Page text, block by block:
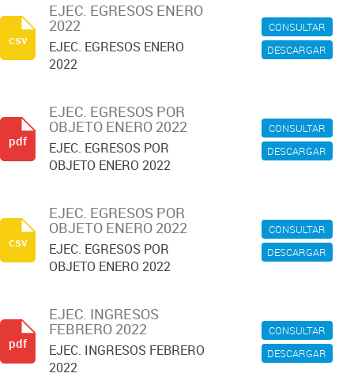
CONSULTAR
DESCARGAR
EJEC. EGRESOS ENERO
2022
EJEC. EGRESOS ENERO
2022
csv
CONSULTAR
DESCARGAR
EJEC. EGRESOS POR
OBJETO ENERO 2022
EJEC. EGRESOS POR
OBJETO ENERO 2022
pdf
CONSULTAR
DESCARGAR
EJEC. EGRESOS POR
OBJETO ENERO 2022
EJEC. EGRESOS POR
OBJETO ENERO 2022
csv
CONSULTAR
DESCARGAR
EJEC. INGRESOS
FEBRERO 2022
EJEC. INGRESOS FEBRERO
2022
pdf